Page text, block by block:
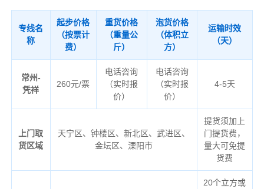
专线名
称
起步价格
（按票计
费）
重货价格
（重量公
斤）
泡货价格
（体积立
方）
运输时效
（天）
常州-
凭祥
260元/票
电话咨询
（实时报
价）
电话咨询
（实时报
价）
4-5天
上门取
货区域
天宁区、钟楼区、新北区、武进区、
金坛区、溧阳市
提货须加上
门提货费，
量大可免提
货费
20个立方或